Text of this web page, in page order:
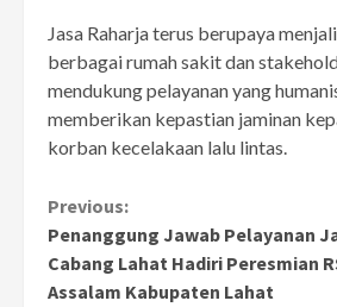
Jasa Raharja terus berupaya
berbagai rumah sakit dan
mendukung pelayanan yang
memberikan kepastian jaminan
korban kecelakaan lalu lintas.
Continue
Reading
Previous:
Penanggung Jawab Pelayanan
Cabang Lahat Hadiri Peresmian
Assalam Kabupaten Lahat